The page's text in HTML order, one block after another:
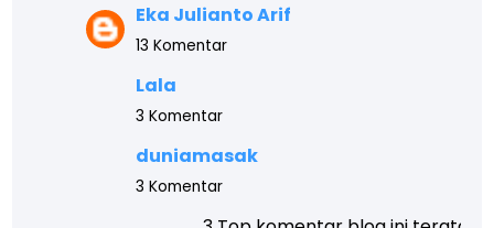
Eka Julianto Arif
13 Komentar
Lala
3 Komentar
duniamasak
3 Komentar